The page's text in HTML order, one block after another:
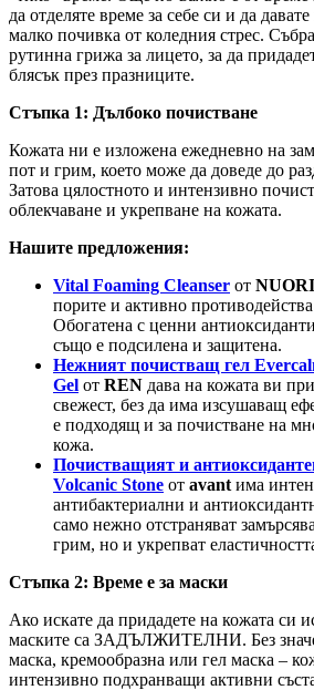
да отделяте време за себе си и да
малко почивка от коледния стрес.
рутинна грижа за лицето, за да
блясък през празниците.
Стъпка 1: Дълбоко почистване
Кожата ни е изложена ежедневно на
пот и грим, което може да доведе до
Затова цялостното и интензивно
облекчаване и укрепване на кожата.
Нашите предложения:
Vital Foaming Cleanser от NUORI
порите и активно противодейства
Обогатена с ценни
също е подсилена и защитена.
Нежният почистващ гел
Gel от REN дава на кожата ви
свежест, без да има изсушаващ
е подходящ и за почистване на
кожа.
Почистващият и
Volcanic Stone от avant има
антибактериални и
само нежно отстраняват
грим, но и укрепват
Стъпка 2: Време е за маски
Ако искате да придадете на кожата си
маските са ЗАДЪЛЖИТЕЛНИ. Без
маска, кремообразна или гел маска –
интензивно подхранващи активни